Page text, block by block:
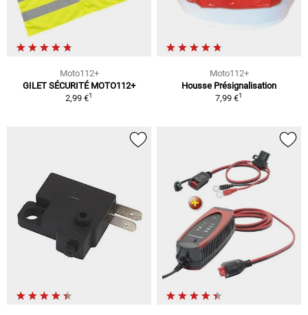
Moto112+
GILET SÉCURITÉ MOTO112+
2,99 €1
Moto112+
Housse Présignalisation
7,99 €1